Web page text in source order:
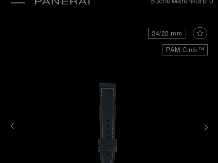
PAM Click™
24/22 mm